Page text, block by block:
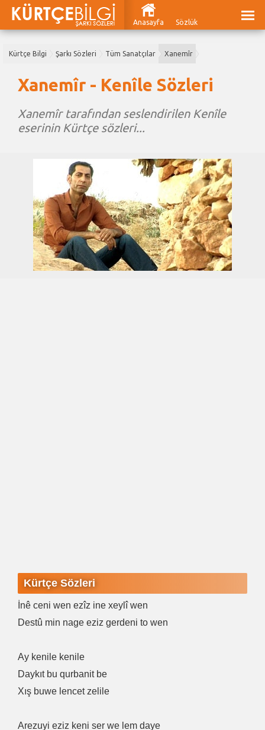
Anasayfa Sözlük
Kürtçe Bilgi Şarkı Sözleri Tüm Sanatçılar Xanemîr
Xanemîr - Kenîle Sözleri
Xanemîr tarafından seslendirilen Kenîle
eserinin Kürtçe sözleri...
Kürtçe Sözleri
İnê ceni wen ezîz ine xeylî wen
Destû min nage eziz gerdeni to wen
Ay kenile kenile
Daykıt bu qurbanit be
Xış buwe lencet zelile
Arezuyi eziz keni ser we lem daye